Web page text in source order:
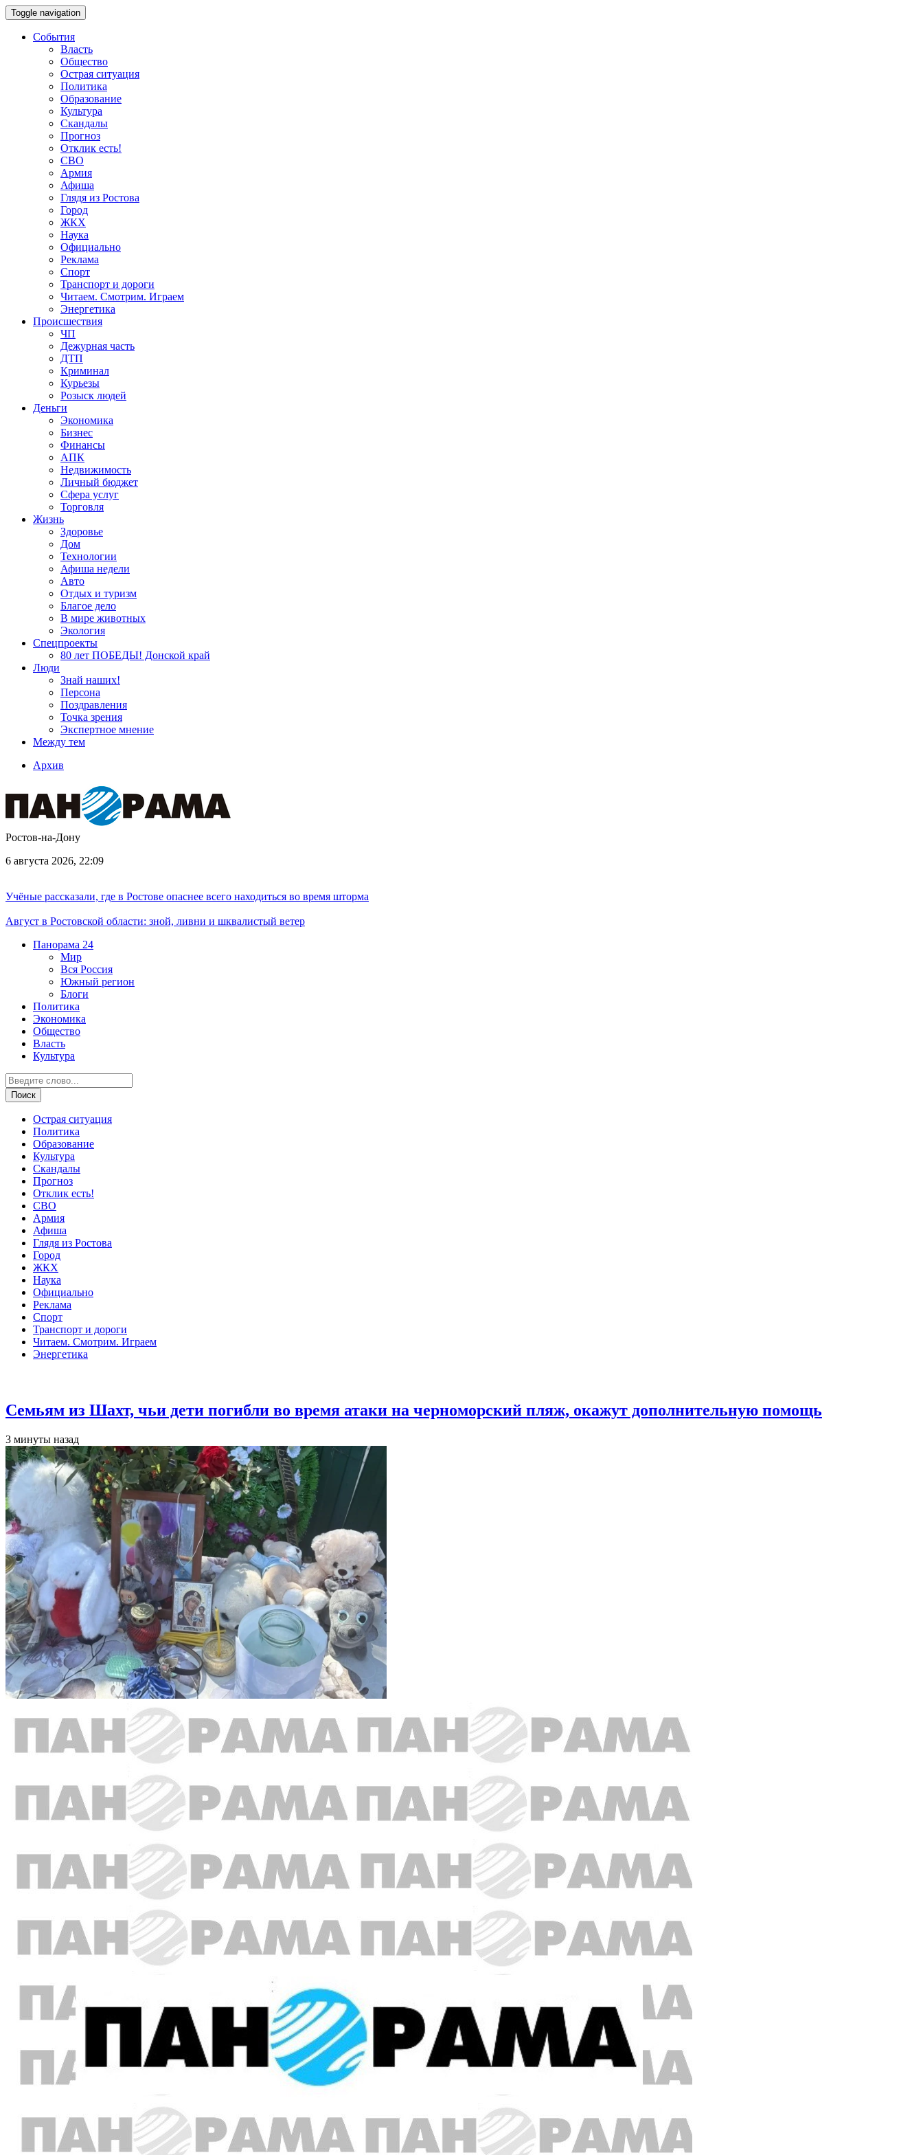
Toggle navigation
События
Власть
Общество
Острая ситуация
Политика
Образование
Культура
Скандалы
Прогноз
Отклик есть!
СВО
Армия
Афиша
Глядя из Ростова
Город
ЖКХ
Наука
Официально
Реклама
Спорт
Транспорт и дороги
Читаем. Смотрим. Играем
Энергетика
Происшествия
ЧП
Дежурная часть
ДТП
Криминал
Курьезы
Розыск людей
Деньги
Экономика
Бизнес
Финансы
АПК
Недвижимость
Личный бюджет
Сфера услуг
Торговля
Жизнь
Здоровье
Дом
Технологии
Афиша недели
Авто
Отдых и туризм
Благое дело
В мире животных
Экология
Спецпроекты
80 лет ПОБЕДЫ! Донской край
Люди
Знай наших!
Персона
Поздравления
Точка зрения
Экспертное мнение
Между тем
Архив
Ростов-на-Дону
6 августа 2026, 22:09
Учёные рассказали, где в Ростове опаснее всего находиться во время шторма
Август в Ростовской области: зной, ливни и шквалистый ветер
Панорама 24
Мир
Вся Россия
Южный регион
Блоги
Политика
Экономика
Общество
Власть
Культура
Острая ситуация
Политика
Образование
Культура
Скандалы
Прогноз
Отклик есть!
СВО
Армия
Афиша
Глядя из Ростова
Город
ЖКХ
Наука
Официально
Реклама
Спорт
Транспорт и дороги
Читаем. Смотрим. Играем
Энергетика
Семьям из Шахт, чьи дети погибли во время атаки на черноморский пляж, окажут дополнительную помощь
3 минуты назад